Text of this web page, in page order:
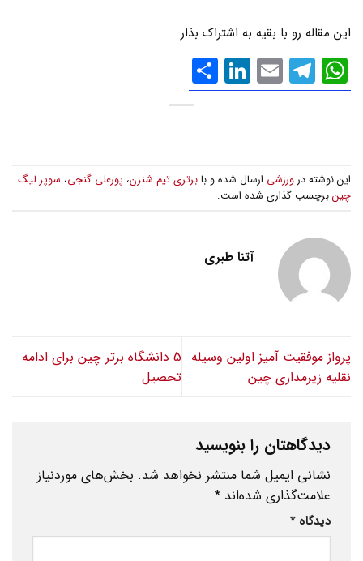
این مقاله رو با بقیه به اشتراک بذار:
WhatsApp
Telegram
Email
LinkedIn
گذاری
این نوشته در ورزشی ارسال شده و با برتری تیم شنزن، پورعلی گنجی، سوپر لیگ
چین برچسب گذاری شده است.
آتنا طبری
پرواز موفقیت آمیز اولین وسیله
نقلیه زیرمداری چین
5 دانشگاه برتر چین برای ادامه
تحصیل
دیدگاهتان را بنویسید
نشانی ایمیل شما منتشر نخواهد شد. بخش‌های موردنیاز
علامت‌گذاری شده‌اند *
دیدگاه *